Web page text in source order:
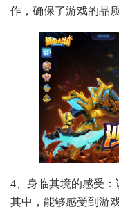
作，确保了游戏的品质
4、身临其境的感受
其中，能够感受到游